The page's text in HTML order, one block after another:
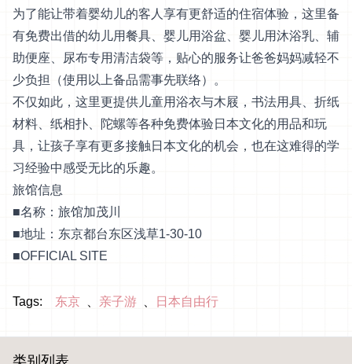
为了能让带着婴幼儿的客人享有更舒适的住宿体验，这里备
有免费出借的幼儿用餐具、婴儿用浴盆、婴儿用沐浴乳、辅
助便座、尿布专用清洁袋等，贴心的服务让爸爸妈妈减轻不
少负担（使用以上备品需事先联络）。
不仅如此，这里更提供儿童用浴衣与木屐，书法用具、折纸
材料、纸相扑、陀螺等各种免费体验日本文化的用品和玩
具，让孩子享有更多接触日本文化的机会，也在这难得的学
习经验中感受无比的乐趣。
旅馆信息
■名称：旅馆加茂川
■地址：东京都台东区浅草1-30-10
■OFFICIAL SITE
Tags: 东京 亲子游 日本自由行